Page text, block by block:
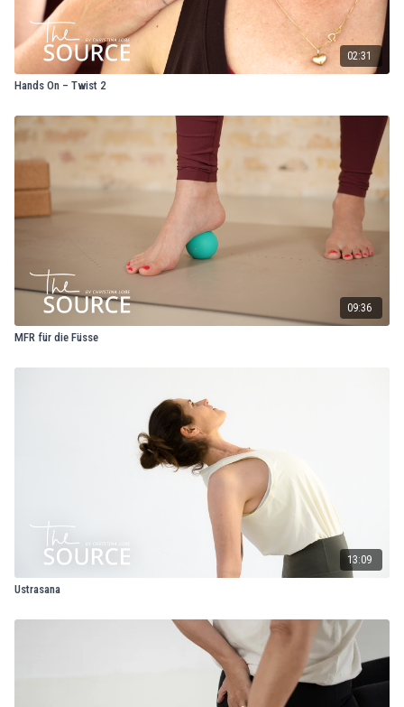
02:31
Hands On – Twist 2
09:36
MFR für die Füsse
13:09
Ustrasana